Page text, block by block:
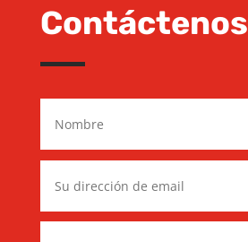
Contáctenos